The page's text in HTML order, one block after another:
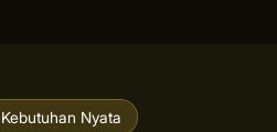
Nyata